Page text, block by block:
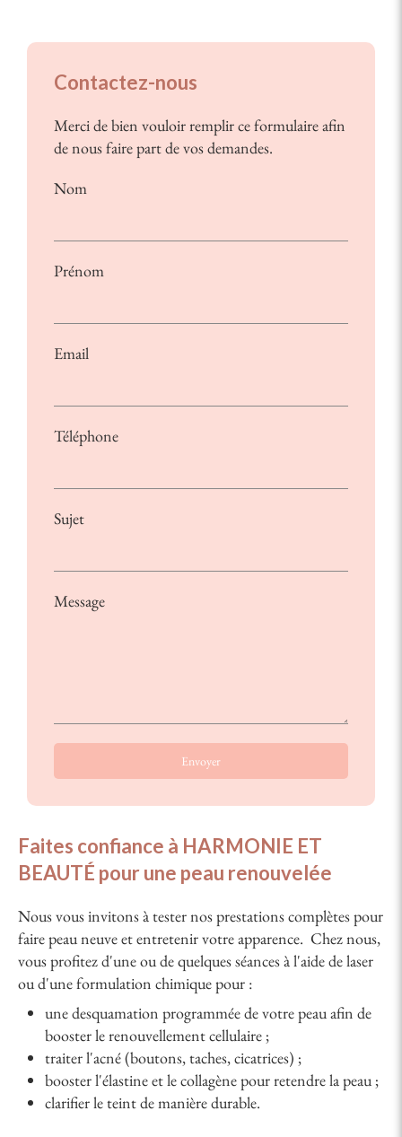
Contactez-nous
Merci de bien vouloir remplir ce formulaire afin
de nous faire part de vos demandes.
Nom
Prénom
Email
Téléphone
Sujet
Message
Envoyer
Faites confiance à HARMONIE ET
BEAUTÉ pour une peau renouvelée
Nous vous invitons à tester nos prestations complètes pour
faire peau neuve et entretenir votre apparence. Chez nous,
vous profitez d'une ou de quelques séances à l'aide de laser
ou d'une formulation chimique pour :
une desquamation programmée de votre peau afin de
booster le renouvellement cellulaire ;
traiter l'acné (boutons, taches, cicatrices) ;
booster l'élastine et le collagène pour retendre la peau ;
clarifier le teint de manière durable.